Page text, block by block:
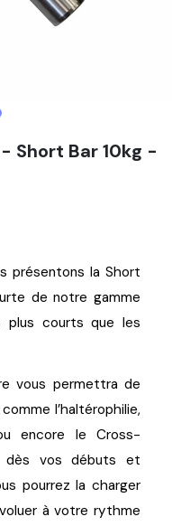
Short Bar 10kg -
présentons la Short
de notre gamme
plus courts que les
vous permettra de
l’haltérophilie,
encore le Cross-
dès vos débuts
pourrez la charger
à votre rythme